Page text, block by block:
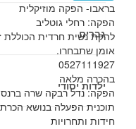
גברים
ילדות יסודי
בראבו- הפקה מוזיקלית
הפקה: רחלי גוטליב
להקת נשית חרדית הכוללת
אומן שתבחרו.
0527111927
בהכרה מלאה
הפקה: נדל רבקה שרה ברנס
תוכנית הפעלה בנושא
חידות ותחרויות